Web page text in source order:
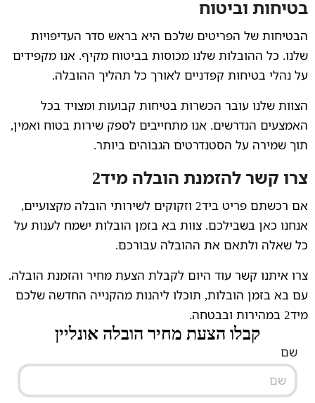
בטיחות וביטוח
הבטיחות של הפריטים שלכם היא בראש סדר העדיפויות
שלנו. כל ההובלות שלנו מכוסות בביטוח מקיף. אנו מקפידים
על נהלי בטיחות קפדניים לאורך כל תהליך ההובלה.
הצוות שלנו עובר הכשרות בטיחות קבועות ומצויד בכל
האמצעים הנדרשים. אנו מתחייבים לספק שירות בטוח ואמין,
תוך שמירה על הסטנדרטים הגבוהים ביותר.
צרו קשר להזמנת הובלה מיד2
אם רכשתם פריט ביד2 וזקוקים לשירותי הובלה מקצועיים,
אנחנו כאן בשבילכם. צוות בא בזמן הובלות ישמח לענות על
כל שאלה ולתאם את ההובלה עבורכם.
צרו איתנו קשר עוד היום לקבלת הצעת מחיר והזמנת הובלה.
עם בא בזמן הובלות, תוכלו ליהנות מהקנייה החדשה שלכם
מיד2 במהירות ובבטחה.
קבלו הצעת מחיר הובלה אונליין
שם